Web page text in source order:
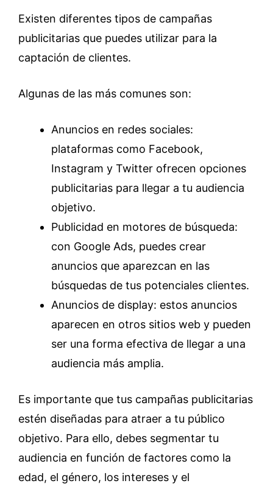
Existen diferentes tipos de campañas
publicitarias que puedes utilizar para la
captación de clientes.
Algunas de las más comunes son:
Anuncios en redes sociales:
plataformas como Facebook,
Instagram y Twitter ofrecen opciones
publicitarias para llegar a tu audiencia
objetivo.
Publicidad en motores de búsqueda:
con Google Ads, puedes crear
anuncios que aparezcan en las
búsquedas de tus potenciales clientes.
Anuncios de display: estos anuncios
aparecen en otros sitios web y pueden
ser una forma efectiva de llegar a una
audiencia más amplia.
Es importante que tus campañas publicitarias
estén diseñadas para atraer a tu público
objetivo. Para ello, debes segmentar tu
audiencia en función de factores como la
edad, el género, los intereses y el